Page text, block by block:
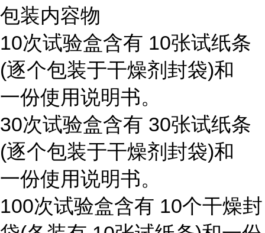
包装内容物
10次试验盒含有 10张试纸条
(逐个包装于干燥剂封袋)和
一份使用说明书。
30次试验盒含有 30张试纸条
(逐个包装于干燥剂封袋)和
一份使用说明书。
100次试验盒含有 10个干燥封